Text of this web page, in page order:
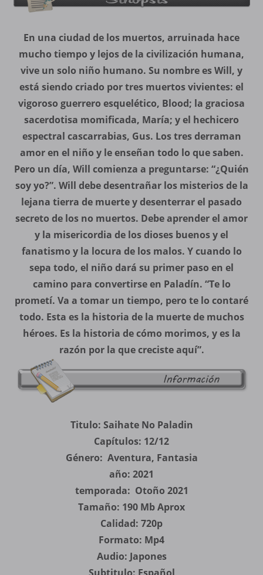
En una ciudad de los muertos, arruinada hace
mucho tiempo y lejos de la civilización humana,
vive un solo niño humano. Su nombre es Will, y
está siendo criado por tres muertos vivientes: el
vigoroso guerrero esquelético, Blood; la graciosa
sacerdotisa momificada, María; y el hechicero
espectral cascarrabias, Gus. Los tres derraman
amor en el niño y le enseñan todo lo que saben.
Pero un día, Will comienza a preguntarse: “¿Quién
soy yo?”. Will debe desentrañar los misterios de la
lejana tierra de muerte y desenterrar el pasado
secreto de los no muertos. Debe aprender el amor
y la misericordia de los dioses buenos y el
fanatismo y la locura de los malos. Y cuando lo
sepa todo, el niño dará su primer paso en el
camino para convertirse en Paladín. “Te lo
prometí. Va a tomar un tiempo, pero te lo contaré
todo. Esta es la historia de la muerte de muchos
héroes. Es la historia de cómo morimos, y es la
razón por la que creciste aquí”.
Titulo: Saihate No Paladin
Capítulos: 12/12
Género: Aventura, Fantasia
año: 2021
temporada: Otoño 2021
Tamaño: 190 Mb Aprox
Calidad: 720p
Formato: Mp4
Audio: Japones